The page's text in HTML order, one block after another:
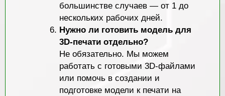
большинстве случаев — от 1 до
нескольких рабочих дней.
Нужно ли готовить модель для
3D-печати отдельно?
Не обязательно. Мы можем
работать с готовыми 3D-файлами
или помочь в создании и
подготовке модели к печати на